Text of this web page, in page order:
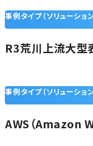
事例タイプ（ソリューショ
R3荒川上流大型
事例タイプ（ソリューショ
AWS（Amazon